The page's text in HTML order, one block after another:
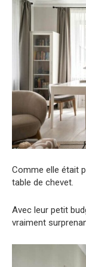
Comme elle était
table de chevet.
Avec leur petit
vraiment